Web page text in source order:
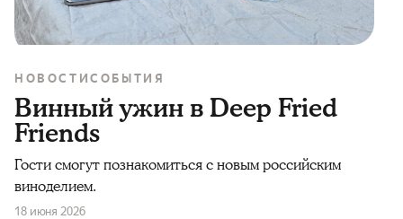
НОВОСТИСОБЫТИЯ
Винный ужин в Deep Fried
Friends
Гости смогут познакомиться с новым российским
виноделием.
18 июня 2026